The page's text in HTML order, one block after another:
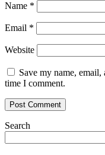
Name *
Email *
Website
Save my name,
time I comment.
Search